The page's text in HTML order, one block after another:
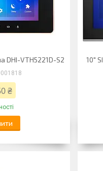
DHI-VTH5221D-S2
₴
10"